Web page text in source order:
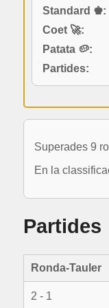
Standard ♚:
Coet 🚀:
Patata 🥔:
Partides:
Superades 9
En la
Partides
Ronda-Tauler
2 - 1